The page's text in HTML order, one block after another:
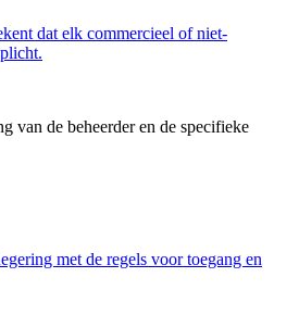
dat elk commercieel of niet-
van de beheerder en de specifieke
met de regels voor toegang en